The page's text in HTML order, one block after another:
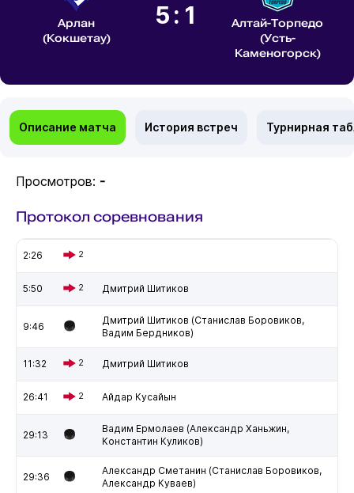
Арлан
(Кокшетау)
5:1
Алтай-Торпедо
(Усть-
Каменогорск)
Описание матча История встреч Турнирная
Просмотров: -
Протокол соревнования
2:26 2
5:50 2 Дмитрий Шитиков
9:46
Дмитрий Шитиков (Станислав Боровиков,
Вадим Бердников)
11:32 2 Дмитрий Шитиков
26:41 2 Айдар Кусайын
29:13
Вадим Ермолаев (Александр Ханьжин,
Константин Куликов)
29:36
Александр Сметанин (Станислав Боровиков,
Александр Куваев)